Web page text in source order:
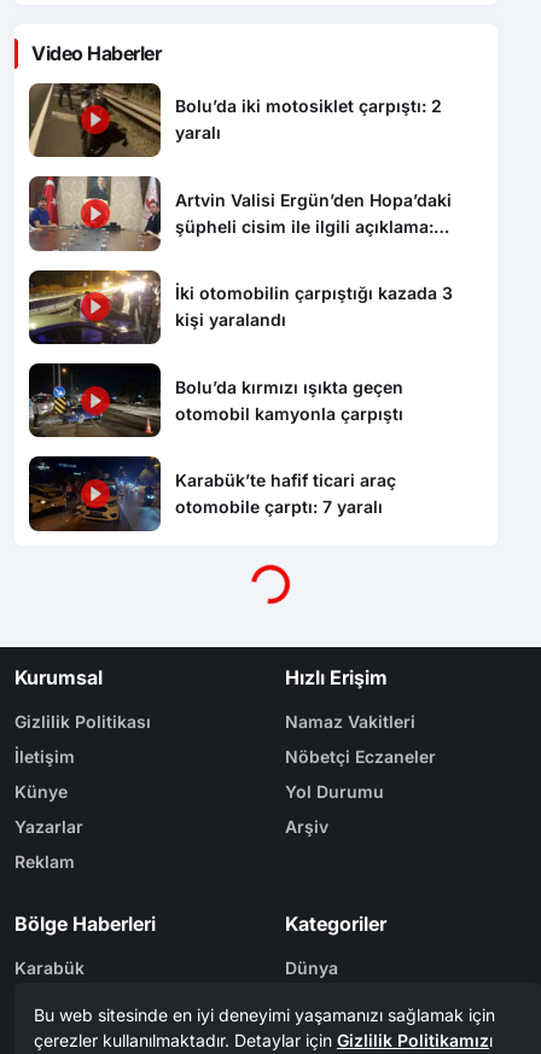
Video Haberler
Bolu’da iki motosiklet çarpıştı: 2
yaralı
Artvin Valisi Ergün’den Hopa’daki
şüpheli cisim ile ilgili açıklama:
yeniden trafiğe açıldı”
İki otomobilin çarpıştığı kazada 3
kişi yaralandı
Bolu’da kırmızı ışıkta geçen
otomobil kamyonla çarpıştı
Karabük’te hafif ticari araç
otomobile çarptı: 7 yaralı
Yükleniyor...
Kurumsal
Gizlilik Politikası
İletişim
Künye
Yazarlar
Reklam
Hızlı Erişim
Namaz Vakitleri
Nöbetçi Eczaneler
Yol Durumu
Arşiv
Bölge Haberleri
Karabük
Kastamonu
Kategoriler
Dünya
Ekonomi